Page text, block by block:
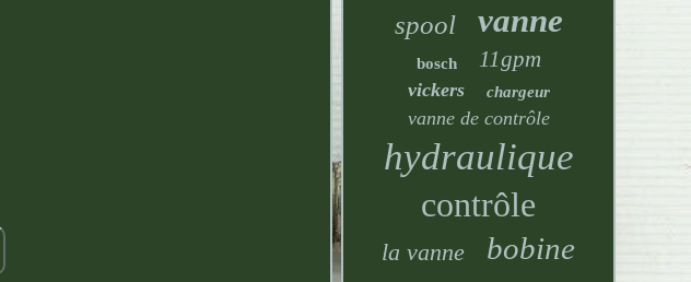
spool vanne
bosch 11gpm
vickers chargeur
vanne de contrôle
hydraulique
contrôle
la vanne bobine